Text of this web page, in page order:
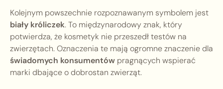
Kolejnym powszechnie rozpoznawanym symbolem jest
biały króliczek. To międzynarodowy znak, który
potwierdza, że kosmetyk nie przeszedł testów na
zwierzętach. Oznaczenia te mają ogromne znaczenie dla
świadomych konsumentów pragnących wspierać
marki dbające o dobrostan zwierząt.